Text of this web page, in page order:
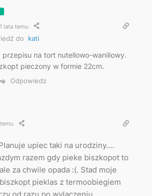
lata temu
do kati
przepisu na tort nutellowo-waniliowy.
pieczony w formie 22cm.
Odpowiedz
upiec taki na urodziny….
razem gdy pieke biszkopot to
za chwile opada :(. Stad moje
pieklas z termoobiegiem